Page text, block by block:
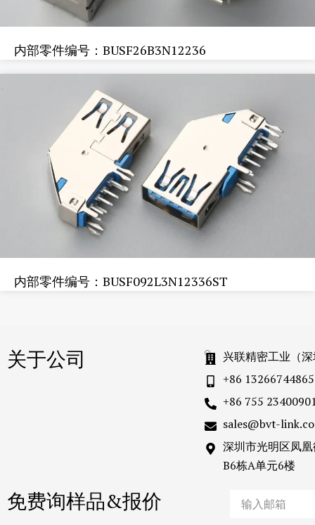
内部零件编号：BUSF26B3N12236
内部零件编号：BUSF092L3N12336ST
关于公司
兴联精密工业（
+86 13266744865
+86 755
sales@bvt-
深圳市光明区凤
B6栋A单元6楼
免费询样品&报价